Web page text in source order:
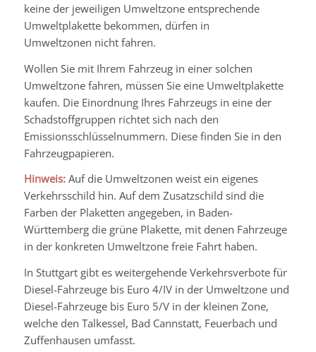
keine der jeweiligen Umweltzone entsprechende
Umweltplakette bekommen, dürfen in
Umweltzonen nicht fahren.
Wollen Sie mit Ihrem Fahrzeug in einer solchen
Umweltzone fahren, müssen Sie eine Umweltplakette
kaufen. Die Einordnung Ihres Fahrzeugs in eine der
Schadstoffgruppen richtet sich nach den
Emissionsschlüsselnummern. Diese finden Sie in den
Fahrzeugpapieren.
Hinweis: Auf die Umweltzonen weist ein eigenes
Verkehrsschild hin. Auf dem Zusatzschild sind die
Farben der Plaketten angegeben, in Baden-
Württemberg die grüne Plakette, mit denen Fahrzeuge
in der konkreten Umweltzone freie Fahrt haben.
In Stuttgart gibt es weitergehende Verkehrsverbote für
Diesel-Fahrzeuge bis Euro 4/IV in der Umweltzone und
Diesel-Fahrzeuge bis Euro 5/V in der kleinen Zone,
welche den Talkessel, Bad Cannstatt, Feuerbach und
Zuffenhausen umfasst.